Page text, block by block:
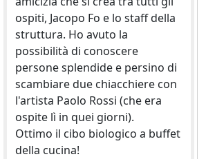
ospiti, Jacopo Fo e lo staff della
struttura. Ho avuto la
possibilità di conoscere
persone splendide e persino di
scambiare due chiacchiere con
l'artista Paolo Rossi (che era
ospite lì in quei giorni).
Ottimo il cibo biologico a buffet
della cucina!